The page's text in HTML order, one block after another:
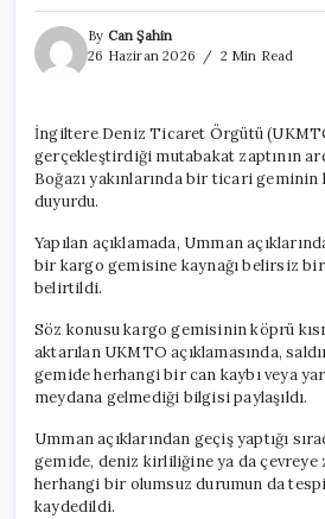
By Can Şahin
26 Haziran 2026
2 Min Read
İngiltere Deniz Ticaret Örgütü
gerçekleştirdiği mutabakat zaptının
Boğazı yakınlarında bir ticari geminin
duyurdu.
Yapılan açıklamada, Umman
bir kargo gemisine kaynağı belirsiz
belirtildi.
Söz konusu kargo gemisinin köprü
aktarılan UKMTO açıklamasında,
gemide herhangi bir can kaybı veya
meydana gelmediği bilgisi paylaşıldı.
Umman açıklarından geçiş yaptığı
gemide, deniz kirliliğine ya da çevreye
herhangi bir olumsuz durumun da
kaydedildi.